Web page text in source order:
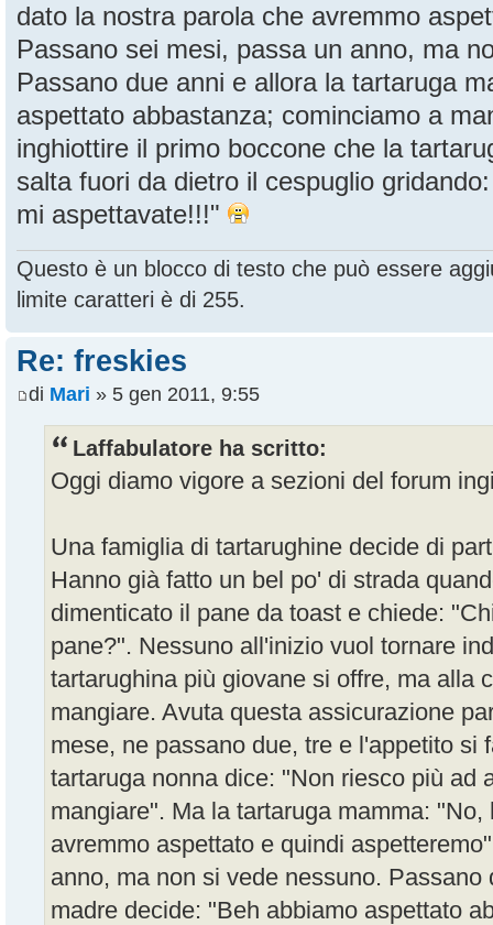
dato la nostra parola che avremmo
Passano sei mesi, passa un anno, ma
Passano due anni e allora la tartaruga
aspettato abbastanza; cominciamo a
inghiottire il primo boccone che la
salta fuori da dietro il cespuglio
mi aspettavate!!!"
Questo è un blocco di testo che può essere
limite caratteri è di 255.
Re: freskies
di Mari » 5 gen 2011, 9:55
Laffabulatore ha scritto:
Oggi diamo vigore a sezioni del forum
Una famiglia di tartarughine decide di
Hanno già fatto un bel po' di strada
dimenticato il pane da toast e chiede:
pane?". Nessuno all'inizio vuol tornare
tartarughina più giovane si offre, ma alla
mangiare. Avuta questa assicurazione
mese, ne passano due, tre e l'appetito si
tartaruga nonna dice: "Non riesco più ad
mangiare". Ma la tartaruga mamma:
avremmo aspettato e quindi
anno, ma non si vede nessuno.
madre decide: "Beh abbiamo aspettato